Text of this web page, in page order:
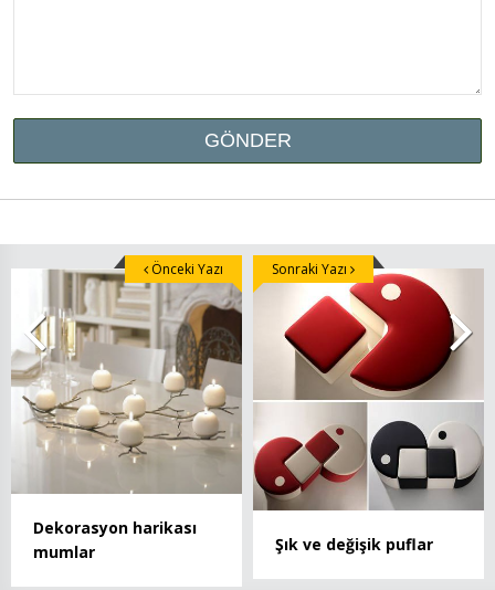
Dekorasyon harikası
mumlar
Önceki Yazı
Şık ve değişik puflar
Sonraki Yazı